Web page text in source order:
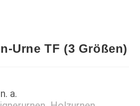
Urne TF (3 Größen)
n. a.